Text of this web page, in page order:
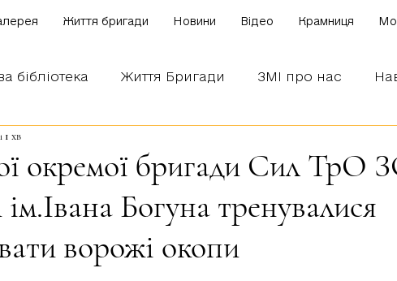
Життя бригади Новини Відео Крамниця
бібліотека Життя Бригади ЗМІ про нас
Блог наших бійців
окремої бригади Сил ТрО
Богуна тренувалися
ворожі окопи
1 хв
з 5 зірок.